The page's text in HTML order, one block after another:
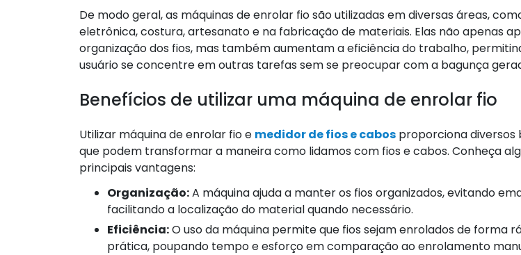
De modo geral, as máquinas de enrolar fio são utilizadas em diversas áreas,
eletrônica, costura, artesanato e na fabricação de materiais. Elas não apenas
organização dos fios, mas também aumentam a eficiência do trabalho,
usuário se concentre em outras tarefas sem se preocupar com a bagunça
Benefícios de utilizar uma máquina de enrolar fio
Utilizar máquina de enrolar fio e medidor de fios e cabos proporciona diversos
que podem transformar a maneira como lidamos com fios e cabos. Conheça
principais vantagens:
Organização:A máquina ajuda a manter os fios organizados, evitando
facilitando a localização do material quando necessário.
Eficiência:O uso da máquina permite que fios sejam enrolados de forma
prática, poupando tempo e esforço em comparação ao enrolamento